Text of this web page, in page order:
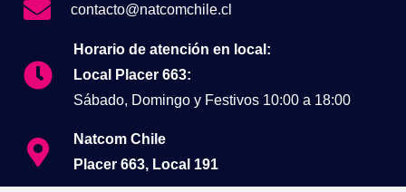
contacto@natcomchile.cl
Horario de atención en local:
Local Placer 663:
Sábado, Domingo y Festivos 10:00 a 18:00
Natcom Chile
Placer 663, Local 191